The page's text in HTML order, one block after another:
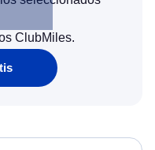
ClubMiles.